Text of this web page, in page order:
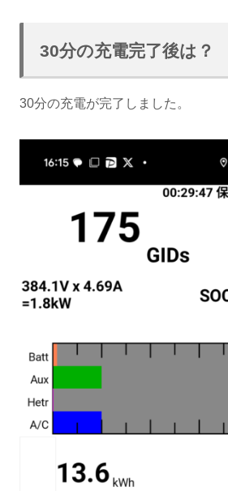
30分の充電完了後は？
30分の充電が完了しました。